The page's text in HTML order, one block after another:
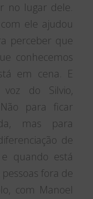
no lugar dele.
ele ajudou
perceber que
conhecemos
em cena. E
do Silvio,
para ficar
mas para
de
quando está
fora de
com Manoel